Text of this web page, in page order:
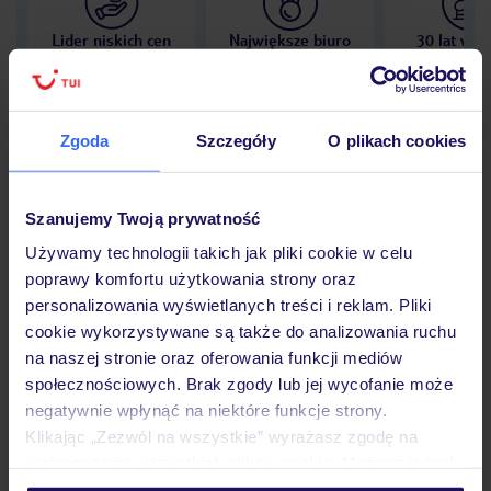
Zgoda Szczegóły O plikach cookies
Szanujemy Twoją prywatność
Używamy technologii takich jak pliki cookie w celu
poprawy komfortu użytkowania strony oraz
personalizowania wyświetlanych treści i reklam. Pliki
cookie wykorzystywane są także do analizowania ruchu
na naszej stronie oraz oferowania funkcji mediów
społecznościowych. Brak zgody lub jej wycofanie może
negatywnie wpłynąć na niektóre funkcje strony.
Klikając „Zezwól na wszystkie” wyrażasz zgodę na
Lider niskich cen
Największe biuro
30 lat w
Opinie
Pokoje
Wyżywienie